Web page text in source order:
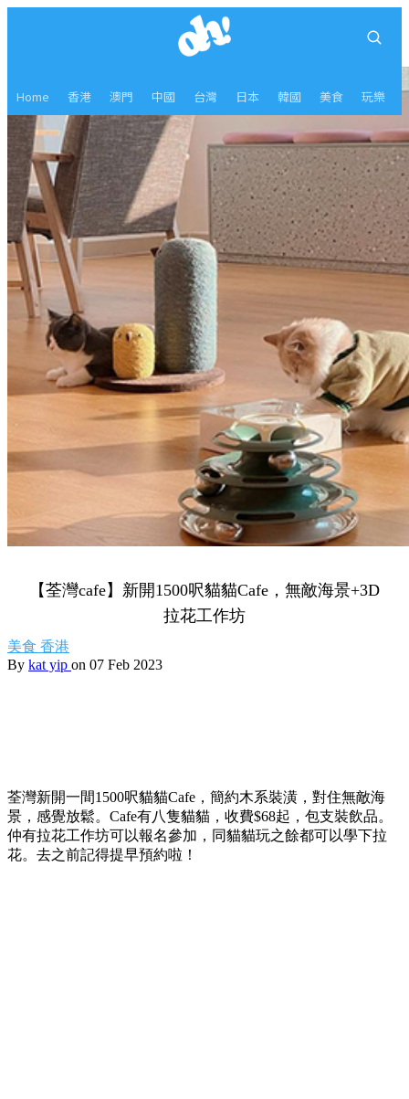
Home 香港 澳門 中國 台灣 日本 韓國 美食 玩樂
【荃灣cafe】新開1500呎貓貓Cafe，無敵海景+3D
拉花工作坊
美食 香港
By kat yip on 07 Feb 2023
荃灣新開一間1500呎貓貓Cafe，簡約木系裝潢，對住無敵海
景，感覺放鬆。Cafe有八隻貓貓，收費$68起，包支裝飲品。
仲有拉花工作坊可以報名參加，同貓貓玩之餘都可以學下拉
花。去之前記得提早預約啦！